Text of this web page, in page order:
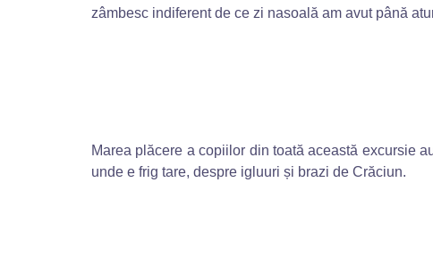
zâmbesc indiferent de ce zi nasoală am avut până
Marea plăcere a copiilor din toată această excursie
unde e frig tare, despre igluuri și brazi de Crăciun.